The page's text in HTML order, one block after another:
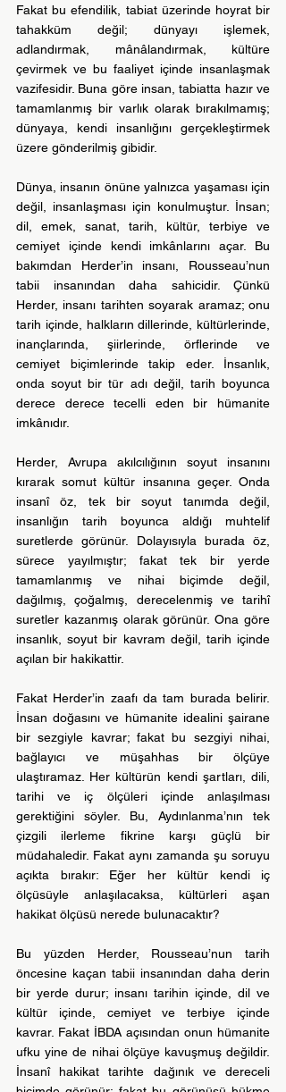
Fakat bu efendilik, tabiat üzerinde hoyrat bir
tahakküm değil; dünyayı işlemek,
adlandırmak, mânâlandırmak, kültüre
çevirmek ve bu faaliyet içinde insanlaşmak
vazifesidir. Buna göre insan, tabiatta hazır ve
tamamlanmış bir varlık olarak bırakılmamış;
dünyaya, kendi insanlığını gerçekleştirmek
üzere gönderilmiş gibidir.
Dünya, insanın önüne yalnızca yaşaması için
değil, insanlaşması için konulmuştur. İnsan;
dil, emek, sanat, tarih, kültür, terbiye ve
cemiyet içinde kendi imkânlarını açar. Bu
bakımdan Herder’in insanı, Rousseau’nun
tabii insanından daha sahicidir. Çünkü
Herder, insanı tarihten soyarak aramaz; onu
tarih içinde, halkların dillerinde, kültürlerinde,
inançlarında, şiirlerinde, örflerinde ve
cemiyet biçimlerinde takip eder. İnsanlık,
onda soyut bir tür adı değil, tarih boyunca
derece derece tecelli eden bir hümanite
imkânıdır.
Herder, Avrupa akılcılığının soyut insanını
kırarak somut kültür insanına geçer. Onda
insanî öz, tek bir soyut tanımda değil,
insanlığın tarih boyunca aldığı muhtelif
suretlerde görünür. Dolayısıyla burada öz,
sürece yayılmıştır; fakat tek bir yerde
tamamlanmış ve nihai biçimde değil,
dağılmış, çoğalmış, derecelenmiş ve tarihî
suretler kazanmış olarak görünür. Ona göre
insanlık, soyut bir kavram değil, tarih içinde
açılan bir hakikattir.
Fakat Herder’in zaafı da tam burada belirir.
İnsan doğasını ve hümanite idealini şairane
bir sezgiyle kavrar; fakat bu sezgiyi nihai,
bağlayıcı ve müşahhas bir ölçüye
ulaştıramaz. Her kültürün kendi şartları, dili,
tarihi ve iç ölçüleri içinde anlaşılması
gerektiğini söyler. Bu, Aydınlanma’nın tek
çizgili ilerleme fikrine karşı güçlü bir
müdahaledir. Fakat aynı zamanda şu soruyu
açıkta bırakır: Eğer her kültür kendi iç
ölçüsüyle anlaşılacaksa, kültürleri aşan
hakikat ölçüsü nerede bulunacaktır?
Bu yüzden Herder, Rousseau’nun tarih
öncesine kaçan tabii insanından daha derin
bir yerde durur; insanı tarihin içinde, dil ve
kültür içinde, cemiyet ve terbiye içinde
kavrar. Fakat İBDA açısından onun hümanite
ufku yine de nihai ölçüye kavuşmuş değildir.
İnsanî hakikat tarihte dağınık ve dereceli